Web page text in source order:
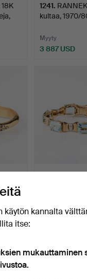
1241.
kultaa, 1970/
Myyty
3 887 USD
Myyty
käytön kannalta
itse:
mukauttaminen